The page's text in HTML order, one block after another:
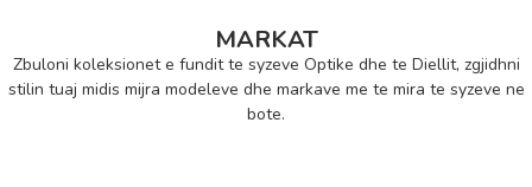
MARKAT
Zbuloni koleksionet e fundit te syzeve Optike dhe te Diellit, zgjidhni
stilin tuaj midis mijra modeleve dhe markave me te mira te syzeve ne
bote.